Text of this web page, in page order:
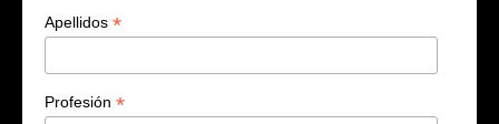
Apellidos *
Profesión *